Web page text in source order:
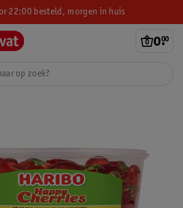
22:00 besteld, morgen in huis
0.
00